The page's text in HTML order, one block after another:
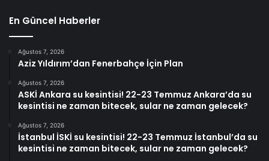
En Güncel Haberler
Ağustos 7, 2026
Aziz Yıldırım’dan Fenerbahçe İçin Plan
Ağustos 7, 2026
ASKİ Ankara su kesintisi! 22-23 Temmuz Ankara’da su
kesintisi ne zaman bitecek, sular ne zaman gelecek?
Ağustos 7, 2026
İstanbul İSKİ su kesintisi! 22-23 Temmuz İstanbul’da su
kesintisi ne zaman bitecek, sular ne zaman gelecek?